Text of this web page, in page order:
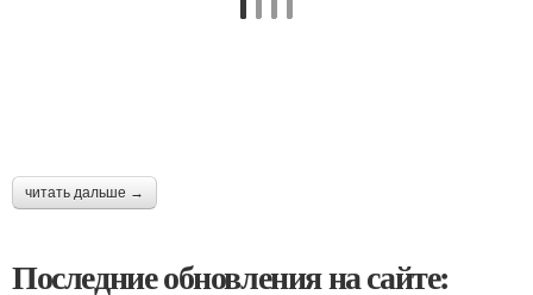
читать дальше →
Последние обновления на сайте: